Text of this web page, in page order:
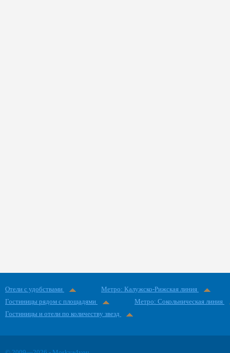
Отели с удобствами
Метро: Калужско-Рижская линия
Гостиницы рядом с площадями
Метро: Сокольническая линия
Гостиницы и отели по количеству звезд